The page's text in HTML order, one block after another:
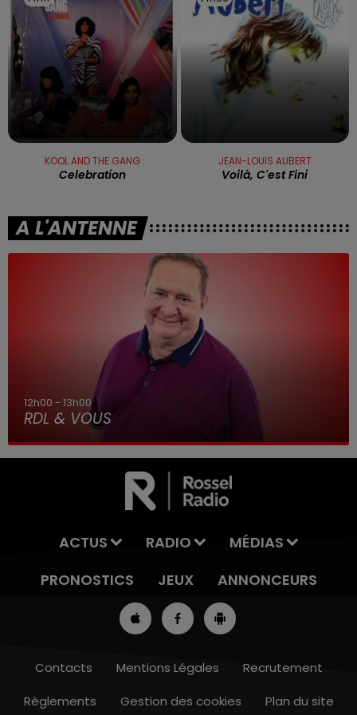
7h00 - 10h00
KOOL AND THE GANG
Celebration
JEAN-LOUIS AUBERT
Voilà, C'est Fini
A L'ANTENNE
12h00 - 13h00
RDL & VOUS
ACTUS RADIO
MÉDIAS
PRONOSTICS
JEUX ANNONCEURS
Contacts Mentions Légales
Recrutement
Règlements
Gestion des cookies Plan du site